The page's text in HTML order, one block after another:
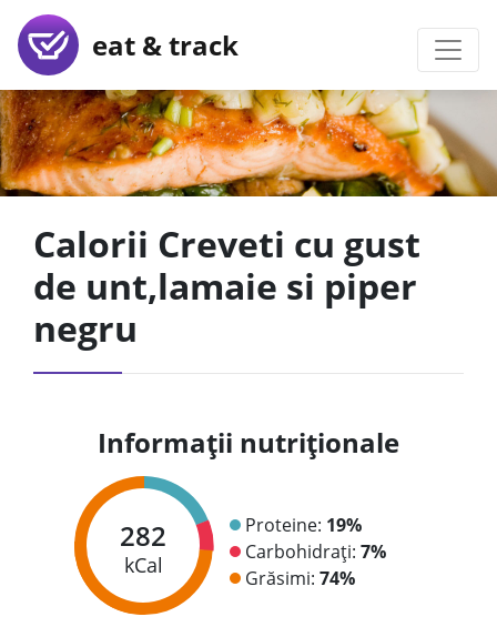
eat & track
Calorii Creveti cu gust
de unt,lamaie si piper
negru
Informații nutriționale
282
kCal
Proteine: 19%
Carbohidrați: 7%
Grăsimi: 74%